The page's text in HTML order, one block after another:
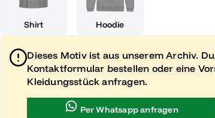
Shirt Hoodie
Dieses Motiv ist aus unserem Archiv.
Kontaktformular bestellen oder eine
Kleidungsstück anfragen.
Per Whatsapp anfragen